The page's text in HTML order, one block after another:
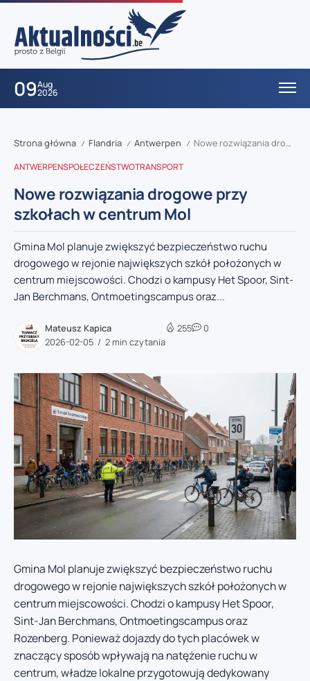
09Aug
2026
Strona główna / Flandria / Antwerpen / Nowe rozwiązania drogowe przy szkołach w centrum Mol
ANTWERPENSPOŁECZEŃSTWOTRANSPORT
Nowe rozwiązania drogowe przy
szkołach w centrum Mol
Gmina Mol planuje zwiększyć bezpieczeństwo ruchu
drogowego w rejonie największych szkół położonych w
centrum miejscowości. Chodzi o kampusy Het Spoor, Sint-
Jan Berchmans, Ontmoetingscampus oraz...
Mateusz Kapica
2026-02-05
2 min czytania
255 0
Gmina Mol planuje zwiększyć bezpieczeństwo ruchu
drogowego w rejonie największych szkół położonych w
centrum miejscowości. Chodzi o kampusy Het Spoor,
Sint-Jan Berchmans, Ontmoetingscampus oraz
Rozenberg. Ponieważ dojazdy do tych placówek w
znaczący sposób wpływają na natężenie ruchu w
centrum, władze lokalne przygotowują dedykowany